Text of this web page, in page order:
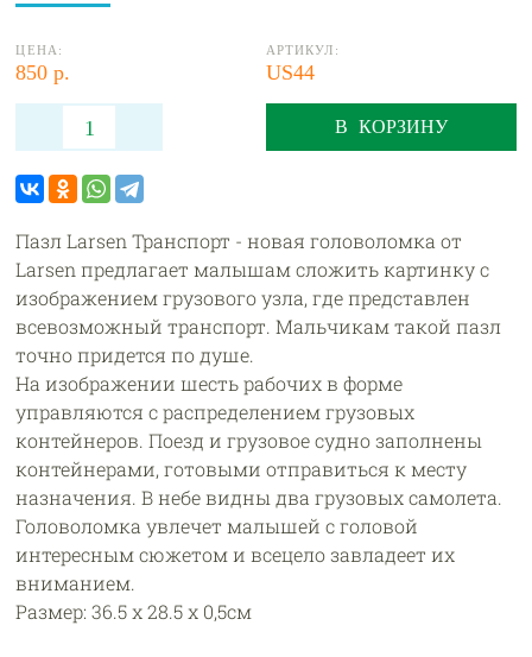
ЦЕНА:
850 р.
АРТИКУЛ:
US44
В КОРЗИНУ
Пазл Larsen Транспорт - новая головоломка от
Larsen предлагает малышам сложить картинку с
изображением грузового узла, где представлен
всевозможный транспорт. Мальчикам такой пазл
точно придется по душе.
На изображении шесть рабочих в форме
управляются с распределением грузовых
контейнеров. Поезд и грузовое судно заполнены
контейнерами, готовыми отправиться к месту
назначения. В небе видны два грузовых самолета.
Головоломка увлечет малышей с головой
интересным сюжетом и всецело завладеет их
вниманием.
Размер: 36.5 х 28.5 х 0,5см